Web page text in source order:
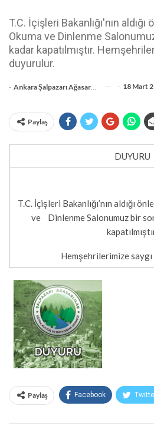
T.C. İçişleri Bakanlığı'nın
Okuma ve Dinlenme
kadar kapatılmıştır.
duyurulur.
- Ankara Şalpazarı Ağasarlılar Eğitim Kültür Ve Dayanışma Derneği - 18 Mart
Paylaş
DUYURU
T.C. İçişleri Bakanlığı’nın aldığı
ve Dinlenme Salonumuz bir
Hemşehrilerimize
Paylaş Facebook